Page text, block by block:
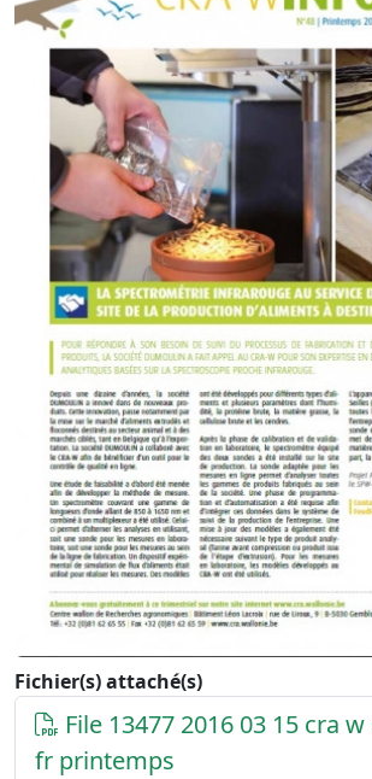
Fichier(s) attaché(s)
File 13477 2016 03 15 cra
fr printemps